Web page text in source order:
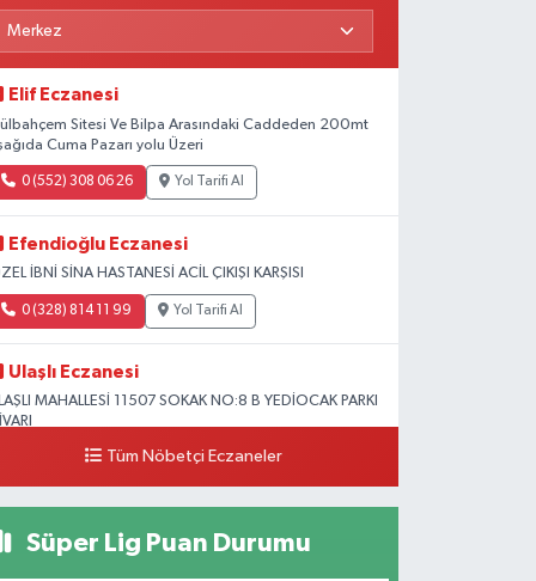
Elif Eczanesi
Sitesi Ve Bilpa Arasındaki Caddeden 200mt
Cuma Pazarı yolu Üzeri
0 (552) 308 06 26 Yol Tarifi Al
Efendioğlu Eczanesi
İBNİ SİNA HASTANESİ ACİL ÇIKIŞI KARŞISI
0 (328) 814 11 99 Yol Tarifi Al
Ulaşlı Eczanesi
MAHALLESİ 11507 SOKAK NO:8 B YEDİOCAK PARKI
0 (546) 158 81 80 Yol Tarifi Al
Tüm Nöbetçi Eczaneler
Süper Lig Puan Durumu